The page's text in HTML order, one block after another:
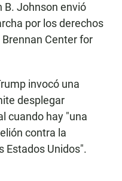
B. Johnson envió
por los derechos
Center for
invocó una
desplegar
cuando hay "una
contra la
Estados Unidos".